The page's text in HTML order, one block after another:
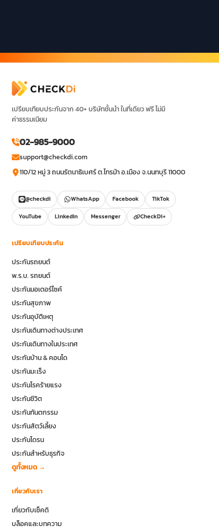
เปรียบเทียบประกันจาก 40+ บริษัทชั้นนำ ในที่เดียว ฟรี ไม่มี
ค่าธรรมเนียม
02-985-9000
support@checkdi.com
110/12 หมู่ 3 ถนนรัตนาธิเบศร์ ต.ไทรม้า อ.เมือง จ.นนทบุรี 11000
@checkdi WhatsApp Facebook
TikTok
YouTube
LinkedIn Messenger CheckDi+
เปรียบเทียบประกัน
ประกันรถยนต์
พ.ร.บ. รถยนต์
ประกันมอเตอร์ไซค์
ประกันสุขภาพ
ประกันอุบัติเหตุ
ประกันเดินทางต่างประเทศ
ประกันเดินทางในประเทศ
ประกันบ้าน & คอนโด
ประกันมะเร็ง
ประกันโรคร้ายแรง
ประกันชีวิต
ประกันทันตกรรม
ประกันสัตว์เลี้ยง
ประกันโดรน
ประกันสำหรับธุรกิจ
ดูทั้งหมด →
เกี่ยวกับเรา
เกี่ยวกับเช็คดิ
บล็อคและบทความ